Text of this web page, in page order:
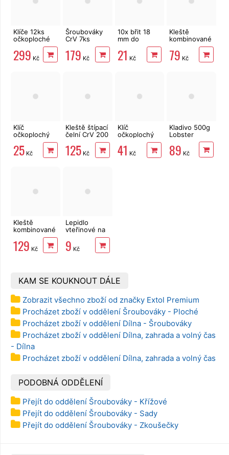
Klíče 12ks
očkoploché
CrV 6-22mm
EXTOL
Premium
299 Kč
Šroubováky
CrV 7ks
elektrikářské
MasiPro
179 Kč
10x břit 18
mm do
odlamovacího
nože
21 Kč
Kleště
kombinované
160 mm Extol
Craft
79 Kč
Klíč
očkoplochý
Chrome-
Vanadium
25 Kč
Kleště štípací
čelní CrV 200
mm EXTOL
PREMIUM
125Kč
Klíč
očkoplochý
Chrome-
Vanadium
41 Kč
Kladivo 500g
Lobster
89 Kč
Kleště
kombinované
EXTOL
PREMIUM
129 Kč
Lepidlo
vteřinové na
kov, plast,
gumu i dřevo
9 Kč
KAM SE KOUKNOUT DÁLE
Zobrazit všechno zboží od značky Extol Premium
Procházet zboží v oddělení Šroubováky - Ploché
Procházet zboží v oddělení Dílna - Šroubováky
Procházet zboží v oddělení Dílna, zahrada a volný čas
- Dílna
Procházet zboží v oddělení Dílna, zahrada a volný čas
PODOBNÁ ODDĚLENÍ
Přejít do oddělení Šroubováky - Křížové
Přejít do oddělení Šroubováky - Sady
Přejít do oddělení Šroubováky - Zkoušečky